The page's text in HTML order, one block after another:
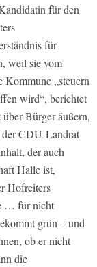
für den
für
weil sie vom
Kommune „steuern
wird“, berichtet
Bürger äußern,
der CDU-Landrat
der auch
Halle ist,
Hofreiters
… für nicht
grün – und
ob er nicht
die